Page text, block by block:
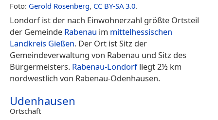
Foto: Gerold Rosenberg, CC BY-SA 3.0.
Londorf ist der nach Einwohnerzahl größte Ortsteil
der Gemeinde Rabenau im mittelhessischen
Landkreis Gießen. Der Ort ist Sitz der
Gemeindeverwaltung von Rabenau und Sitz des
Bürgermeisters. Rabenau-Londorfliegt 2½ km
nordwestlich von Rabenau-Odenhausen.
Udenhausen
Ortschaft